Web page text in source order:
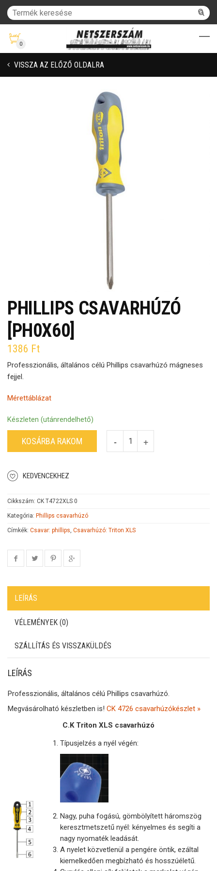
0
VISSZA AZ ELŐZŐ OLDALRA
PHILLIPS CSAVARHÚZÓ
[PH0X60]
1386 Ft
Professzionális, általános célú Phillips csavarhúzó mágneses
fejjel.
Mérettáblázat
Készleten (utánrendelhető)
KOSÁRBA RAKOM
KEDVENCEKHEZ
Cikkszám: CK T4722XLS 0
Kategória: Phillips csavarhúzó
Címkék: Csavar: phillips, Csavarhúzó: Triton XLS
LEÍRÁS
VÉLEMÉNYEK (0)
SZÁLLÍTÁS ÉS VISSZAKÜLDÉS
LEÍRÁS
Professzionális, általános célú Phillips csavarhúzó.
Megvásárolható készletben is! CK 4726 csavarhúzókészlet »
C.K Triton XLS csavarhúzó
Típusjelzés a nyél végén:
Nagy, puha fogású, gömbölyített háromszög
keresztmetszetű nyél: kényelmes és segíti a
nagy nyomaték leadását.
A nyelet közvetlenül a pengére öntik, ezáltal
kiemelkedően megbízható és hosszúéletű.